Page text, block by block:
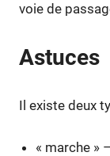
voie de
Astuces
Il existe deux
« marche »